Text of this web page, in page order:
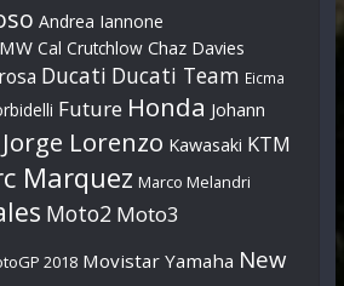
Andrea Iannone
Cal Crutchlow Chaz Davies
Ducati Ducati Team Eicma
Future Honda Johann
Jorge Lorenzo Kawasaki KTM
Marquez Marco Melandri
Moto2 Moto3
2018 Movistar Yamaha New